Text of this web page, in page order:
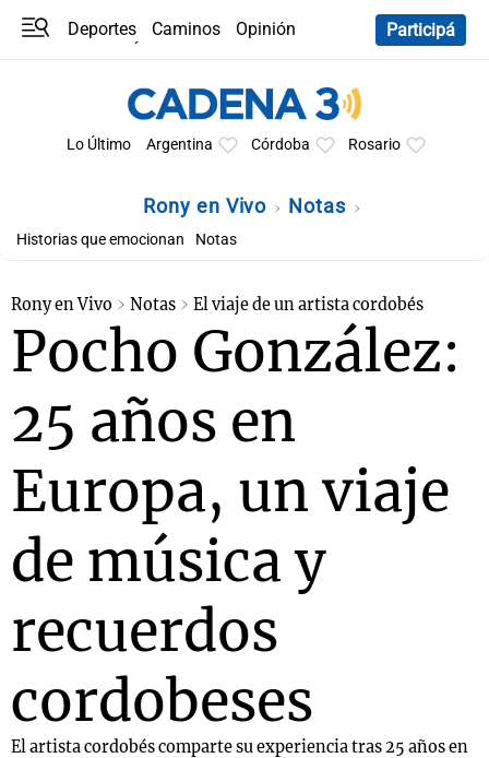
Deportes Caminos
Opinión
Participá
Lo Último Argentina Córdoba Rosario
Rony en Vivo Notas
Historias que emocionan Notas
Rony en Vivo Notas El viaje de un artista cordobés
Pocho González:
25 años en
Europa, un viaje
de música y
recuerdos
cordobeses
El artista cordobés comparte su experiencia tras 25 años en